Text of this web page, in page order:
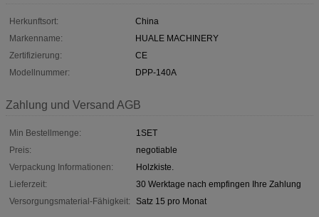
Herkunftsort:
China
Markenname:
HUALE MACHINERY
Zertifizierung:
CE
Modellnummer:
DPP-140A
Zahlung und Versand AGB
Min Bestellmenge:
1SET
Preis:
negotiable
Verpackung Informationen:
Holzkiste.
Lieferzeit:
30 Werktage nach empfingen Ihre Zahlung
Versorgungsmaterial-Fähigkeit:
Satz 15 pro Monat